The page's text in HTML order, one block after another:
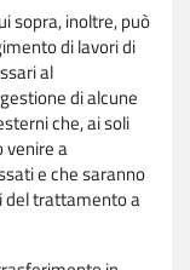
sopra, inoltre, può
di lavori di
al
di alcune
che, ai soli
venire a
e che saranno
del trattamento a